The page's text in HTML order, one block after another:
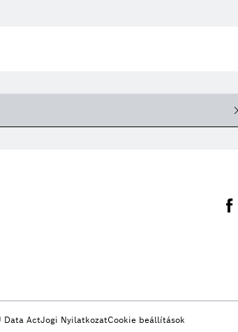
Data ActJogi NyilatkozatCookie beállítások